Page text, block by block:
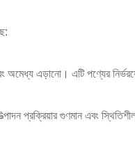
অমেধ্য এড়ানো। এটি পণ্যের
প্রক্রিয়ার গুণমান এবং